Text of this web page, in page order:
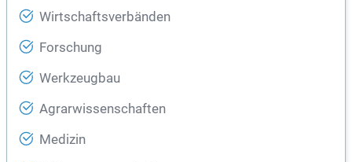
Wirtschaftsverbänden
Forschung
Werkzeugbau
Agrarwissenschaften
Medizin